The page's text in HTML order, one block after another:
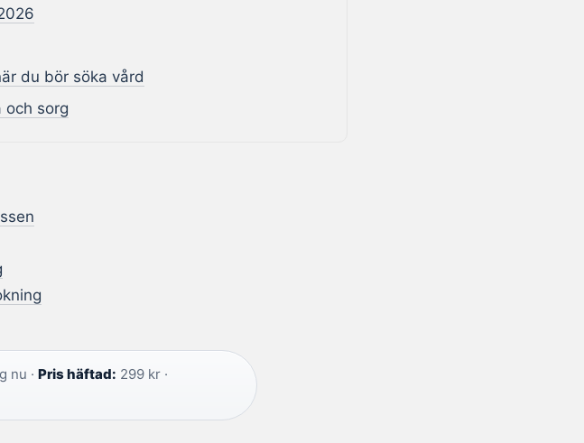
du bör söka vård
och sorg
nu · Pris häftad: 299 kr ·